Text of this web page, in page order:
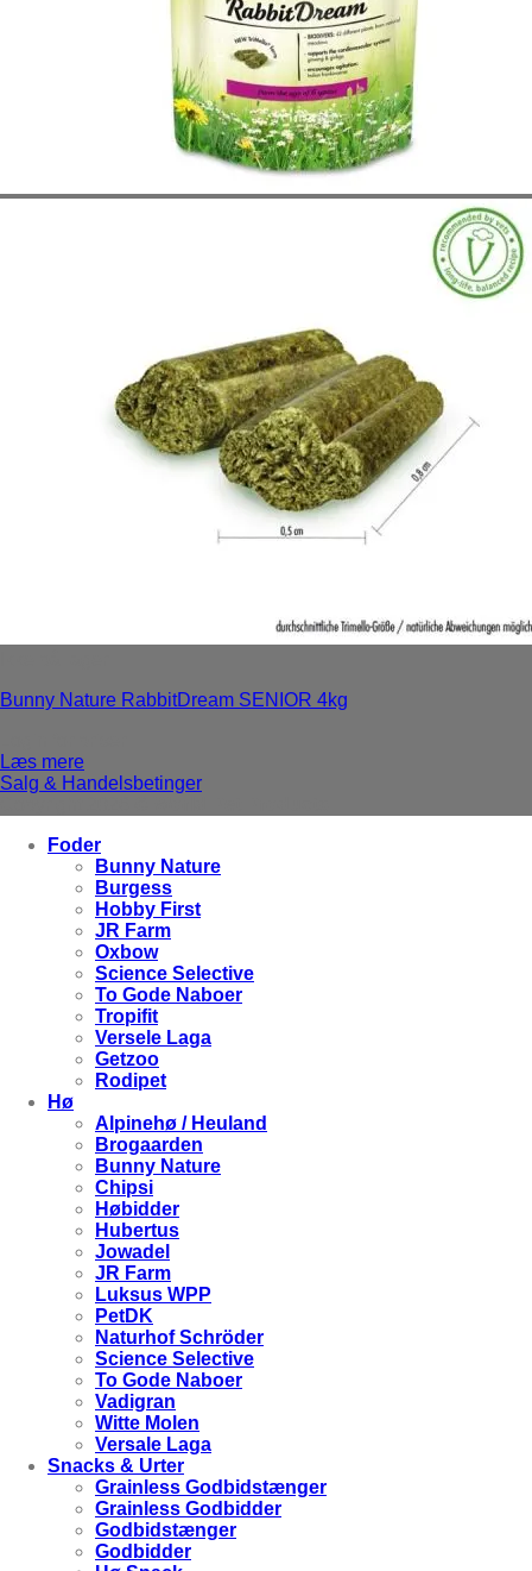
Bunny Nature RabbitDream SENIOR 4kg
Læs mere
Salg & Handelsbetinger
Foder
Bunny Nature
Burgess
Hobby First
JR Farm
Oxbow
Science Selective
To Gode Naboer
Tropifit
Versele Laga
Getzoo
Rodipet
Hø
Alpinehø / Heuland
Brogaarden
Bunny Nature
Chipsi
Høbidder
Hubertus
Jowadel
JR Farm
Luksus WPP
PetDK
Naturhof Schröder
Science Selective
To Gode Naboer
Vadigran
Witte Molen
Versale Laga
Snacks & Urter
Grainless Godbidstænger
Grainless Godbidder
Godbidstænger
Godbidder